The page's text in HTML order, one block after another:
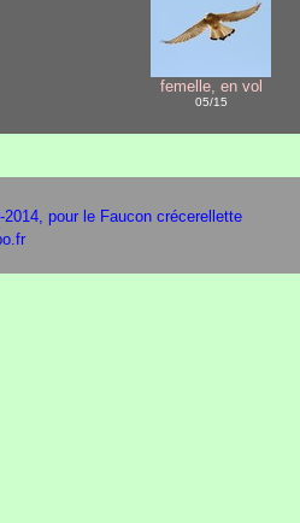
femelle, en vol
05/15
2014, pour le Faucon crécerellette